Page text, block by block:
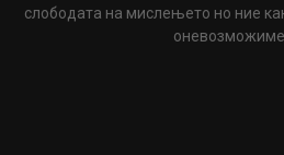
слободата на мислењето но ние